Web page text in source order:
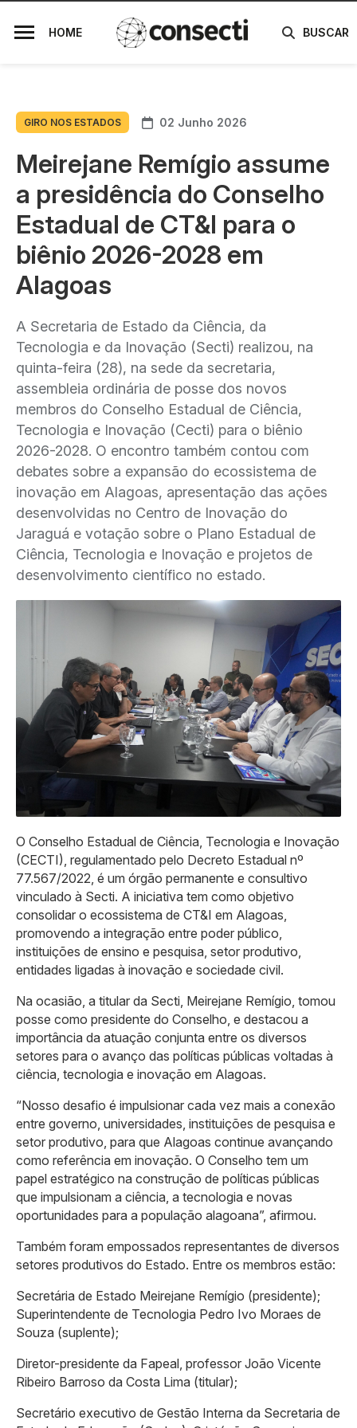
HOME BUSCAR
GIRO NOS ESTADOS 02 Junho 2026
Meirejane Remígio assume
a presidência do Conselho
Estadual de CT&I para o
biênio 2026-2028 em
Alagoas
A Secretaria de Estado da Ciência, da
Tecnologia e da Inovação (Secti) realizou, na
quinta-feira (28), na sede da secretaria,
assembleia ordinária de posse dos novos
membros do Conselho Estadual de Ciência,
Tecnologia e Inovação (Cecti) para o biênio
2026-2028. O encontro também contou com
debates sobre a expansão do ecossistema de
inovação em Alagoas, apresentação das ações
desenvolvidas no Centro de Inovação do
Jaraguá e votação sobre o Plano Estadual de
Ciência, Tecnologia e Inovação e projetos de
desenvolvimento científico no estado.
O Conselho Estadual de Ciência, Tecnologia e Inovação
(CECTI), regulamentado pelo Decreto Estadual nº
77.567/2022, é um órgão permanente e consultivo
vinculado à Secti. A iniciativa tem como objetivo
consolidar o ecossistema de CT&I em Alagoas,
promovendo a integração entre poder público,
instituições de ensino e pesquisa, setor produtivo,
entidades ligadas à inovação e sociedade civil.
Na ocasião, a titular da Secti, Meirejane Remígio, tomou
posse como presidente do Conselho, e destacou a
importância da atuação conjunta entre os diversos
setores para o avanço das políticas públicas voltadas à
ciência, tecnologia e inovação em Alagoas.
“Nosso desafio é impulsionar cada vez mais a conexão
entre governo, universidades, instituições de pesquisa e
setor produtivo, para que Alagoas continue avançando
como referência em inovação. O Conselho tem um
papel estratégico na construção de políticas públicas
que impulsionam a ciência, a tecnologia e novas
oportunidades para a população alagoana”, afirmou.
Também foram empossados representantes de diversos
setores produtivos do Estado. Entre os membros estão:
Secretária de Estado Meirejane Remígio (presidente);
Superintendente de Tecnologia Pedro Ivo Moraes de
Souza (suplente);
Diretor-presidente da Fapeal, professor João Vicente
Ribeiro Barroso da Costa Lima (titular);
Secretário executivo de Gestão Interna da Secretaria de